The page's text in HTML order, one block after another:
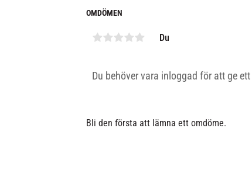
OMDÖMEN
Du
Bli den första att lämna ett omdöme.